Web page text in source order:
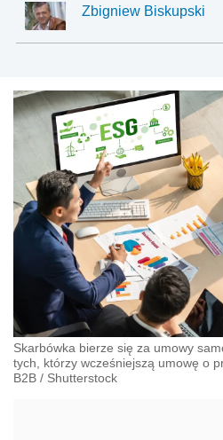
Zbigniew Biskupski
Skarbówka bierze się za umowy
tych, którzy wcześniejszą umowę o
B2B / Shutterstock